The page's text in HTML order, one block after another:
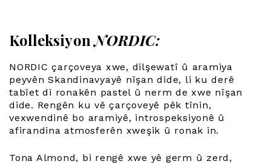
KolleksiyonNORDIC:
NORDIC çarçoveya xwe, dilşewatî û aramiya
peyvên Skandinavyayê nîşan dide, li ku derê
tabîet di ronakên pastel û nerm de xwe nîşan
dide. Rengên ku vê çarçoveyê pêk tînin,
vexwendinê bo aramiyê, introspeksiyonê û
afirandina atmosferên xweşik û ronak in.
Tona Almond, bi rengê xwe yê germ û zerd,